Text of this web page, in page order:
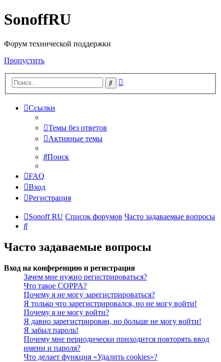
SonoffRU
Форум технической поддержки
Пропустить
Поиск
Ссылки
Темы без ответов
Активные темы
Поиск
FAQ
Вход
Регистрация
Sonoff RU Список форумов Часто задаваемые вопросы
Поиск
Часто задаваемые вопросы
Вход на конференцию и регистрация
Зачем мне нужно регистрироваться?
Что такое COPPA?
Почему я не могу зарегистрироваться?
Я только что зарегистрировался, но не могу войти!
Почему я не могу войти?
Я давно зарегистрирован, но больше не могу войти!
Я забыл пароль!
Почему мне периодически приходится повторять ввод
имени и пароля?
Что делает функция «Удалить cookies»?